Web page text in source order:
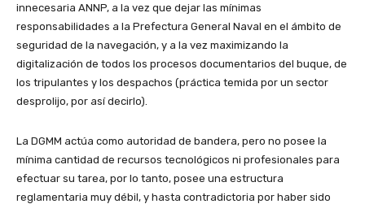
innecesaria ANNP, a la vez que dejar las mínimas
responsabilidades a la Prefectura General Naval en el ámbito de
seguridad de la navegación, y a la vez maximizando la
digitalización de todos los procesos documentarios del buque, de
los tripulantes y los despachos (práctica temida por un sector
desprolijo, por así decirlo).
La DGMM actúa como autoridad de bandera, pero no posee la
mínima cantidad de recursos tecnológicos ni profesionales para
efectuar su tarea, por lo tanto, posee una estructura
reglamentaria muy débil, y hasta contradictoria por haber sido